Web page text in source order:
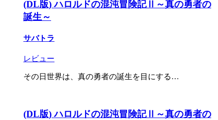
(DL版) ハロルドの混沌冒険記Ⅱ～真の勇者の
誕生～
サバトラ
レビュー
その日世界は、真の勇者の誕生を目にする…
(DL版) ハロルドの混沌冒険記Ⅱ～真の勇者の